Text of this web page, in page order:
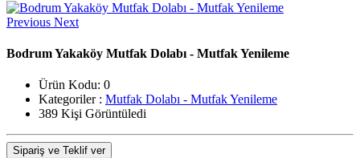
Previous Next
Bodrum Yakaköy Mutfak Dolabı - Mutfak Yenileme
Ürün Kodu: 0
Kategoriler : Mutfak Dolabı - Mutfak Yenileme
389 Kişi Görüntüledi
Sipariş ve Teklif ver